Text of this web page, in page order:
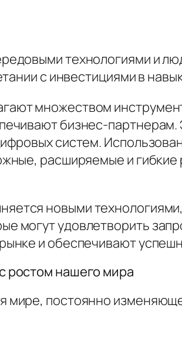
технологиями и
с инвестициями в
множеством
бизнес-
систем.
расширяемые и
новыми
могут удовлетворить
и обеспечивают
ростом нашего мира
постоянно